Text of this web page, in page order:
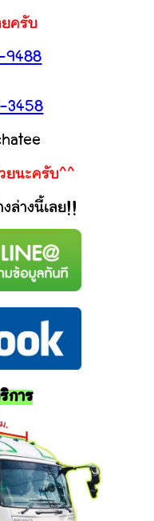
ยครับ
9488
3458
ยนะครับ^^
ล่างนี้เลย!!
การ